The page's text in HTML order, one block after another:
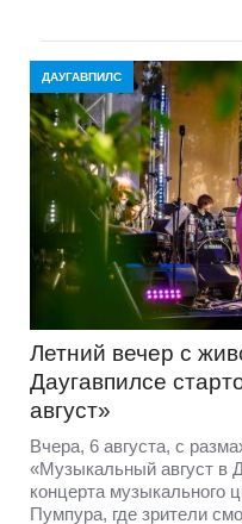
ДАУГАВПИЛС
Летний вечер с
Даугавпилсе
август»
Вчера, 6 августа, с
«Музыкальный август в
концерта музыкального
Пумпура, где зрители